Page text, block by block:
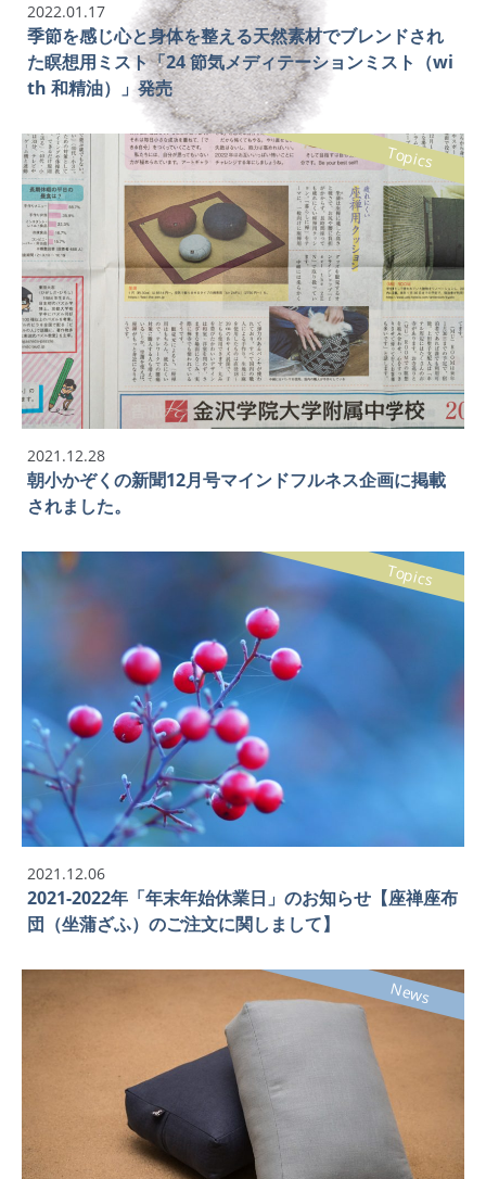
2022.01.17
季節を感じ心と身体を整える天然素材でブレンドされ
た瞑想用ミスト「24 節気メディテーションミスト（wi
th 和精油）」発売
2021.12.28
朝小かぞくの新聞12月号マインドフルネス企画に掲載
されました。
Topics
2021.12.06
2021-2022年「年末年始休業日」のお知らせ【座禅座布
団（坐蒲ざふ）のご注文に関しまして】
Topics
News